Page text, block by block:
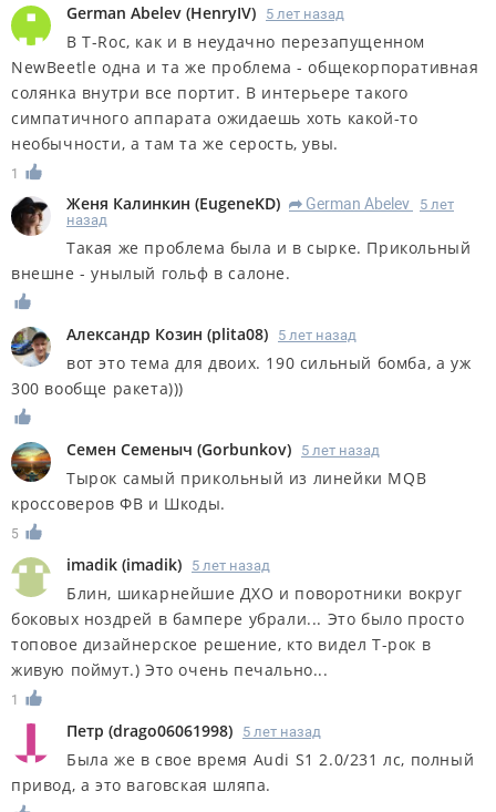
German Abelev (HenryIV) 5 лет назад
В T-Roc, как и в неудачно перезапущенном
NewBeetle одна и та же проблема - общекорпоративная
солянка внутри все портит. В интерьере такого
симпатичного аппарата ожидаешь хоть какой-то
необычности, а там та же серость, увы.
1
Женя Калинкин (EugeneKD) R German Abelev
5 лет
назад
Такая же проблема была и в сырке. Прикольный
внешне - унылый гольф в салоне.
Александр Козин (plita08) 5 лет назад
вот это тема для двоих. 190 сильный бомба, а уж
300 вообще ракета)))
Семен Семеныч (Gorbunkov) 5 лет назад
Тырок самый прикольный из линейки MQB
кроссоверов ФВ и Шкоды.
5
imadik (imadik) 5 лет назад
Блин, шикарнейшие ДХО и поворотники вокруг
боковых ноздрей в бампере убрали... Это было просто
топовое дизайнерское решение, кто видел Т-рок в
живую поймут.) Это очень печально...
1
Петр (drago06061998) 5 лет назад
Была же в свое время Audi S1 2.0/231 лс, полный
привод, а это ваговская шляпа.